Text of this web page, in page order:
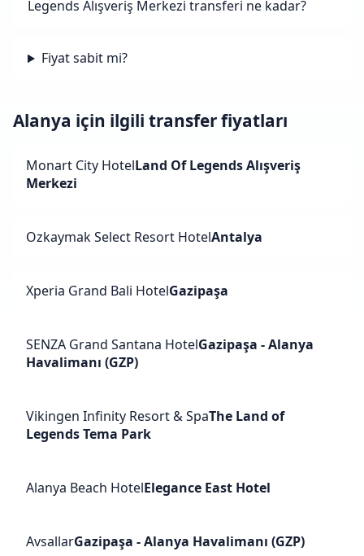
Legends Alışveriş Merkezi transferi ne kadar?
Fiyat sabit mi?
Alanya için ilgili transfer fiyatları
Monart City HotelLand Of Legends Alışveriş
Merkezi
Ozkaymak Select Resort HotelAntalya
Xperia Grand Bali HotelGazipaşa
SENZA Grand Santana HotelGazipaşa - Alanya
Havalimanı (GZP)
Vikingen Infinity Resort & SpaThe Land of
Legends Tema Park
Alanya Beach HotelElegance East Hotel
AvsallarGazipaşa - Alanya Havalimanı (GZP)